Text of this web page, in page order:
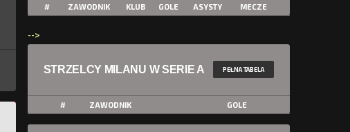
# ZAWODNIK KLUB GOLE ASYSTY MECZE
-->
STRZELCY MILANU W SERIE A PEŁNA TABELA
# ZAWODNIK GOLE